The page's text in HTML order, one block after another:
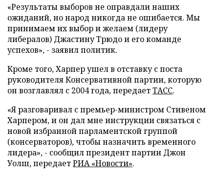
«Результаты выборов не оправдали наших
ожиданий, но народ никогда не ошибается. Мы
принимаем их выбор и желаем (лидеру
либералов) Джастину Трюдо и его команде
успехов», - заявил политик.
Кроме того, Харпер ушел в отставку с поста
руководителя Консервативной партии, которую
он возглавлял с 2004 года, передаетТАСС.
«Я разговаривал с премьер-министром Стивеном
Харпером, и он дал мне инструкции связаться с
новой избранной парламентской группой
(консерваторов), чтобы назначить временного
лидера», - сообщил президент партии Джон
Уолш, передаетРИА «Новости».